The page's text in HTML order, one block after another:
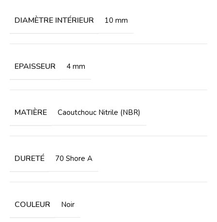
DIAMÈTRE INTÉRIEUR 10 mm
EPAISSEUR 4 mm
MATIÈRE Caoutchouc Nitrile (NBR)
DURETÉ 70 Shore A
COULEUR Noir